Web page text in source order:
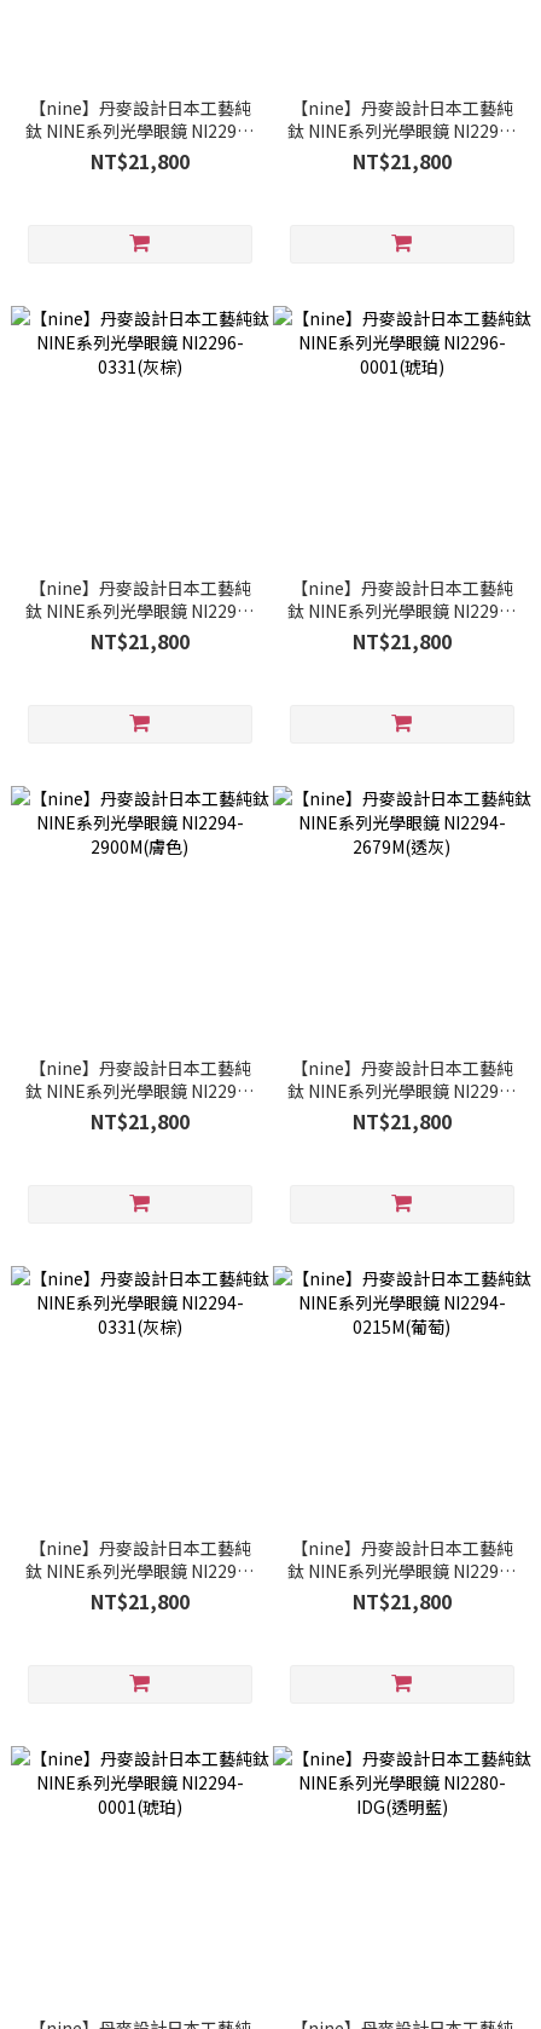
【nine】丹麥設計日本工藝純
鈦 NINE系列光學眼鏡 NI2296-
1246(墨綠)
NT$21,800
【nine】丹麥設計日本工藝純
鈦 NINE系列光學眼鏡 NI2296-
1143M(透粉)
NT$21,800
【nine】丹麥設計日本工藝純
鈦 NINE系列光學眼鏡 NI2296-
0331(灰棕)
NT$21,800
【nine】丹麥設計日本工藝純
鈦 NINE系列光學眼鏡 NI2296-
0001(琥珀)
NT$21,800
【nine】丹麥設計日本工藝純
鈦 NINE系列光學眼鏡 NI2294-
2900M(膚色)
NT$21,800
【nine】丹麥設計日本工藝純
鈦 NINE系列光學眼鏡 NI2294-
2679M(透灰)
NT$21,800
【nine】丹麥設計日本工藝純
鈦 NINE系列光學眼鏡 NI2294-
0331(灰棕)
NT$21,800
【nine】丹麥設計日本工藝純
鈦 NINE系列光學眼鏡 NI2294-
0215M(葡萄)
NT$21,800